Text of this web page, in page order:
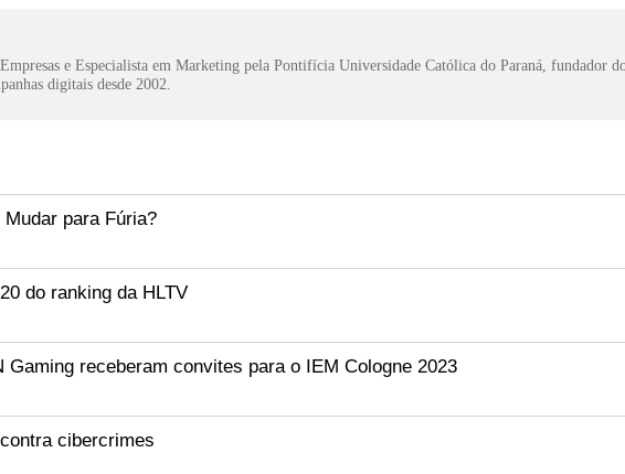
e Especialista em Marketing pela Pontifícia Universidade Católica do Paraná, fundador
digitais desde 2002.
para Fúria?
do ranking da HLTV
receberam convites para o IEM Cologne 2023
cibercrimes